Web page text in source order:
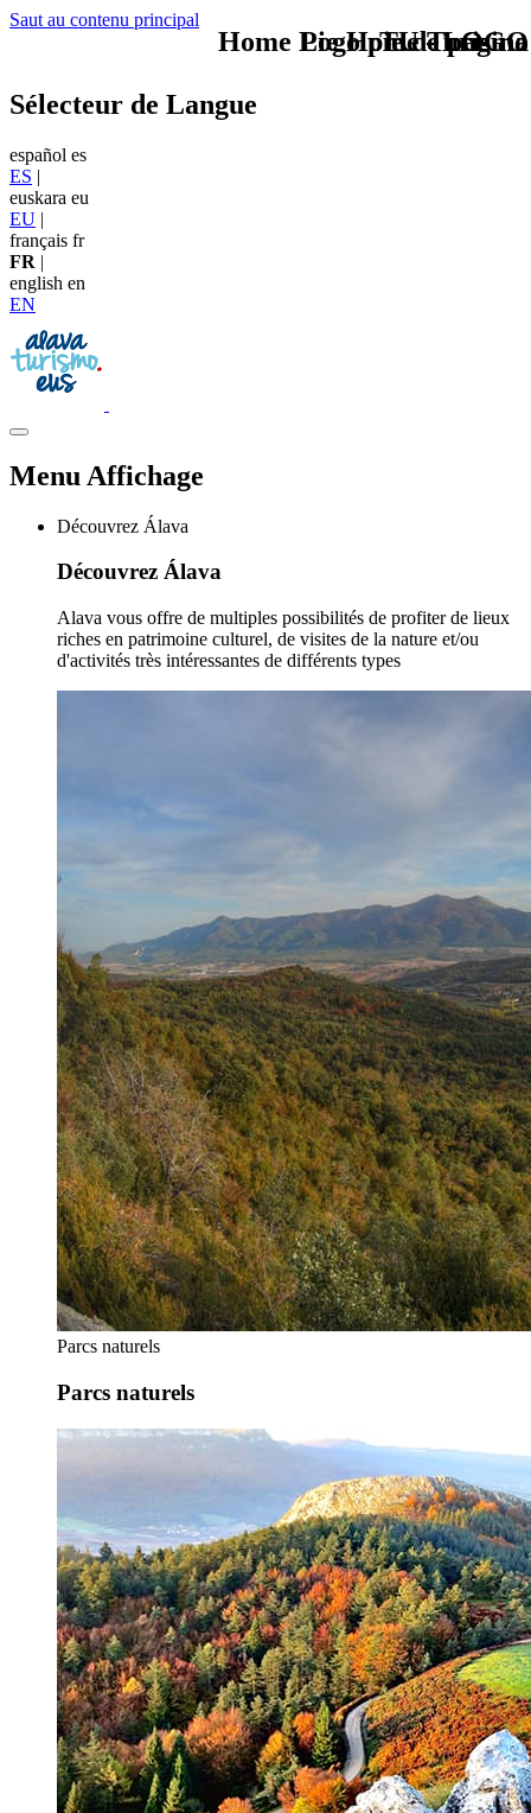
Saut au contenu principal
TU - LOGO
Sélecteur de Langue
español es
ES |
euskara eu
EU |
français fr
FR |
english en
EN
Menu Affichage
Découvrez Álava
Découvrez Álava
Alava vous offre de multiples possibilités de profiter de lieux
riches en patrimoine culturel, de visites de la nature et/ou
d'activités très intéressantes de différents types
Parcs naturels
Parcs naturels
Home Logo pie de página
Pie Home Turismo